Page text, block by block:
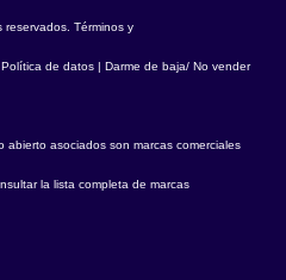
Términos y
de datos | Darme de baja/ No vender
abierto asociados son marcas comerciales
la lista completa de marcas